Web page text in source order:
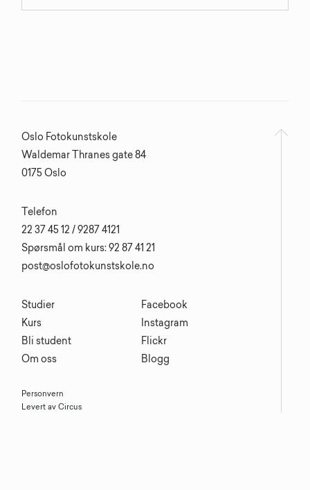
Oslo Fotokunstskole
Waldemar Thranes gate 84
0175 Oslo
Studier
Kurs
Bli student
Om oss
Telefon
22 37 45 12 / 9287 4121
Spørsmål om kurs: 92 87 41 21
post@oslofotokunstskole.no
Facebook
Instagram
Flickr
Blogg
Personvern
Levert av Circus